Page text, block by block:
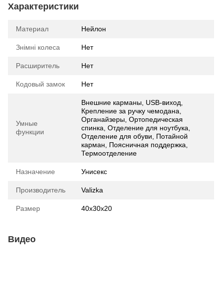
Характеристики
Материал Нейлон
Знімні колеса Нет
Расширитель Нет
Кодовый замок Нет
Умные
функции
Внешние карманы, USB-виход,
Крепление за ручку чемодана,
Органайзеры, Ортопедическая
спинка, Отделение для ноутбука,
Отделение для обуви, Потайной
карман, Поясничная поддержка,
Термоотделение
Назначение Унисекс
Производитель Valizka
Размер 40х30х20
Видео